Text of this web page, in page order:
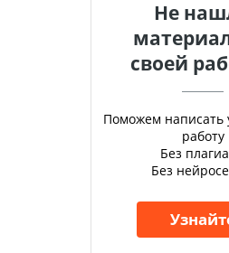
Не
своей
Поможем написать
работу
Без
Без